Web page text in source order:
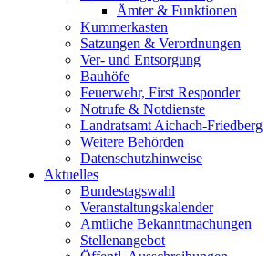
Ämter & Funktionen
Kummerkasten
Satzungen & Verordnungen
Ver- und Entsorgung
Bauhöfe
Feuerwehr, First Responder
Notrufe & Notdienste
Landratsamt Aichach-Friedberg
Weitere Behörden
Datenschutzhinweise
Aktuelles
Bundestagswahl
Veranstaltungskalender
Amtliche Bekanntmachungen
Stellenangebot